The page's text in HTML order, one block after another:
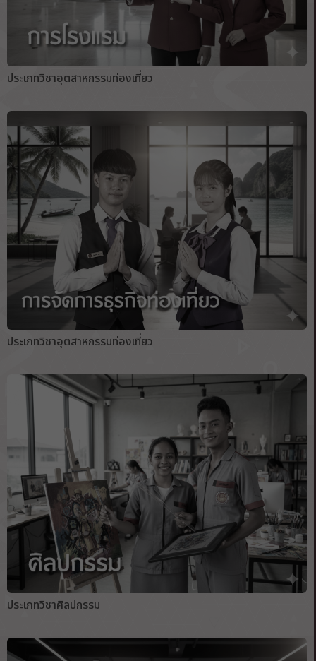
ประเภทวิชาอุตสาหกรรมท่องเที่ยว
ประเภทวิชาอุตสาหกรรมท่องเที่ยว
ประเภทวิชาศิลปกรรม